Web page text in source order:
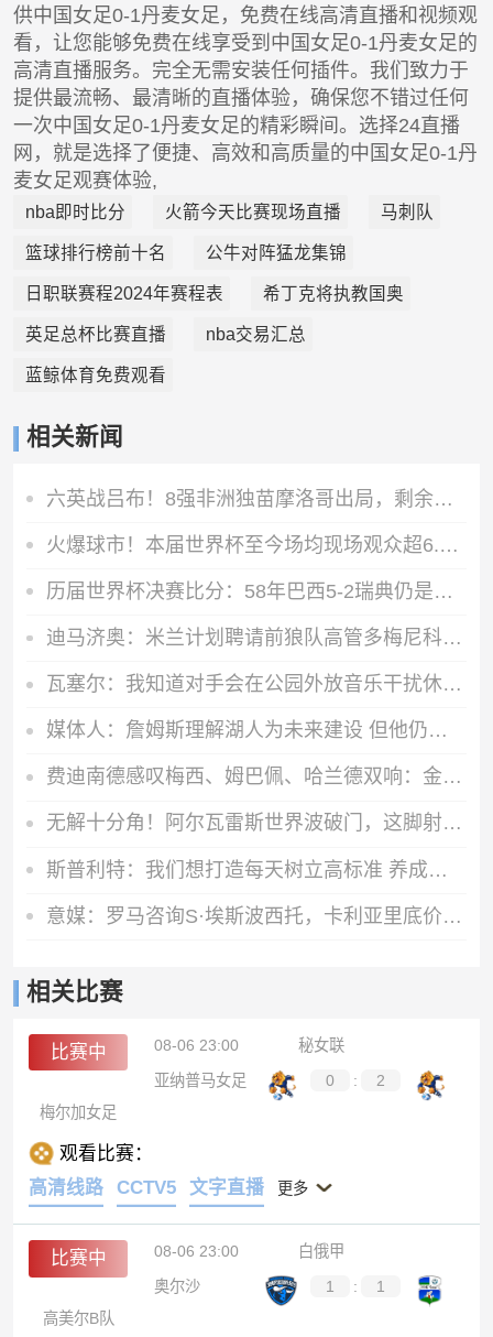
供中国女足0-1丹麦女足，免费在线高清直播和视频观
看，让您能够免费在线享受到中国女足0-1丹麦女足的
高清直播服务。完全无需安装任何插件。我们致力于
提供最流畅、最清晰的直播体验，确保您不错过任何
一次中国女足0-1丹麦女足的精彩瞬间。选择24直播
网，就是选择了便捷、高效和高质量的中国女足0-1丹
麦女足观赛体验,
nba即时比分 火箭今天比赛现场直播 马刺队
篮球排行榜前十名 公牛对阵猛龙集锦
日职联赛程2024年赛程表 希丁克将执教国奥
英足总杯比赛直播 nba交易汇总
蓝鲸体育免费观看
相关新闻
六英战吕布！8强非洲独苗摩洛哥出局，剩余欧洲6队围剿阿根廷
火爆球市！本届世界杯至今场均现场观众超6.3万人，上座率99.5%
历届世界杯决赛比分：58年巴西5-2瑞典仍是最大比分
迪马济奥：米兰计划聘请前狼队高管多梅尼科・泰蒂出任体育总监
瓦塞尔：我知道对手会在公园外放音乐干扰休息 我只能尽量多睡会
媒体人：詹姆斯理解湖人为未来建设 但他仍想争冠 让每一季都值得
费迪南德感叹梅西、姆巴佩、哈兰德双响：金靴竞争火热！
无解十分角！阿尔瓦雷斯世界波破门，这脚射门的预期进球仅0.03
斯普利特：我们想打造每天树立高标准 养成好习惯的球队文化
意媒：罗马咨询S·埃斯波西托，卡利亚里底价2500万国米有40%二转
相关比赛
比赛中 08-06 23:00
秘女联
亚纳普马女足
0 :
2
梅尔加女足
观看比赛：
高清线路
CCTV5 文字直播 更多
比赛中 08-06 23:00
白俄甲
奥尔沙
1 :
1
高美尔B队